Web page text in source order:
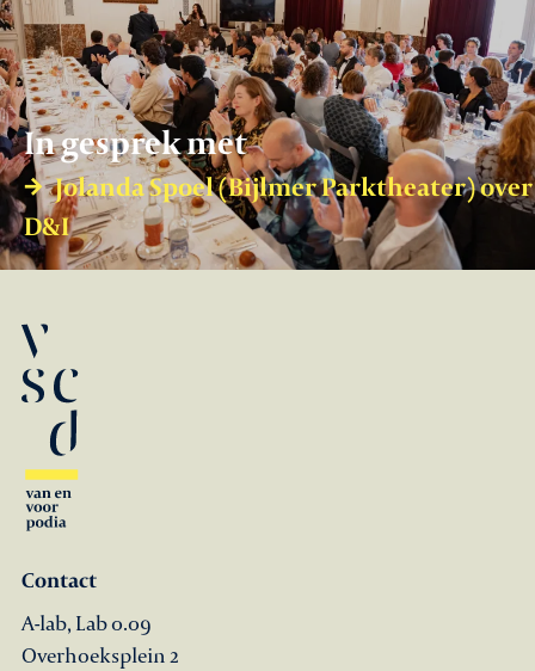
In gesprek met
Jolanda Spoel (Bijlmer Parktheater) over
D&I
Contact
A-lab, Lab 0.09
Overhoeksplein 2